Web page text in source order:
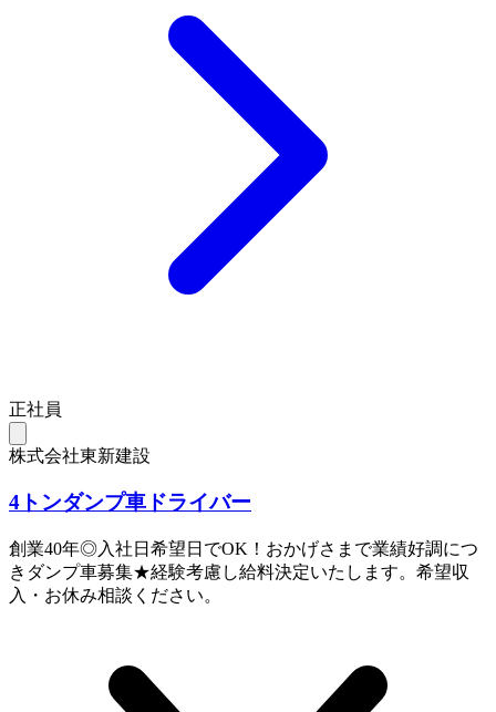
正社員
株式会社東新建設
4トンダンプ車ドライバー
創業40年◎入社日希望日でOK！おかげさまで業績好調につ
きダンプ車募集★経験考慮し給料決定いたします。希望収
入・お休み相談ください。